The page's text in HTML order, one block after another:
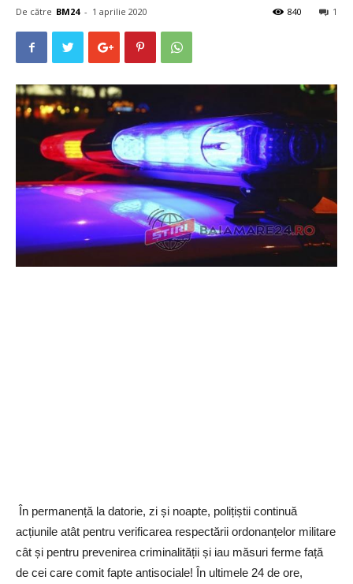
De către BM24 - 1 aprilie 2020 1
840
În permanență la datorie, zi și noapte, polițiștii continuă
acțiunile atât pentru verificarea respectării ordonanțelor militare
cât și pentru prevenirea criminalității și iau măsuri ferme față
de cei care comit fapte antisociale! În ultimele 24 de ore,